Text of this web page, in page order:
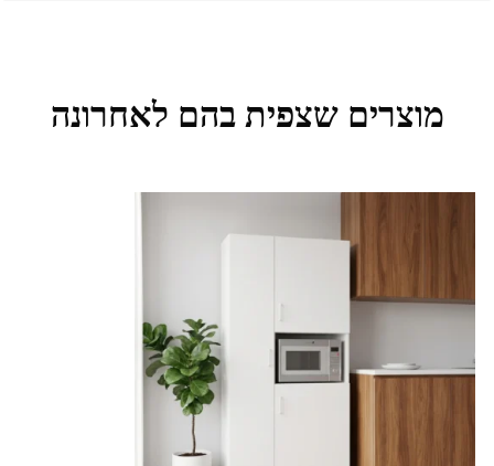
מוצרים שצפית בהם לאחרונה